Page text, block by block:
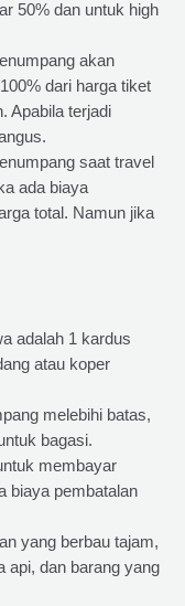
50% dan untuk high
akan
dari harga tiket
Apabila terjadi
saat travel
ada biaya
total. Namun jika
adalah 1 kardus
atau koper
melebihi batas,
bagasi.
membayar
biaya pembatalan
yang berbau tajam,
api, dan barang yang